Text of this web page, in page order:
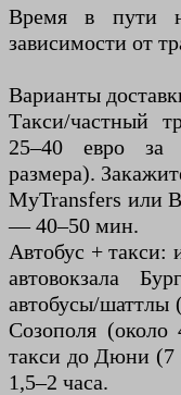
Время в пути
зависимости от
Варианты
Такси/частный
25–40 евро за
размера).
MyTransfers или
— 40–50 мин.
Автобус + такси:
автовокзала
автобусы/шаттлы
Созополя (около
такси до Дюни
1,5–2 часа.